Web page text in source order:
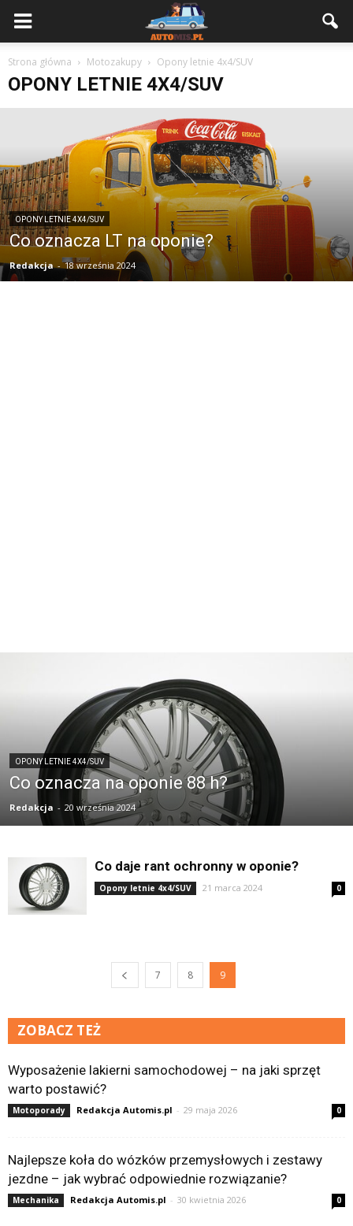
Strona główna Motozakupy Opony letnie 4x4/SUV
OPONY LETNIE 4X4/SUV
OPONY LETNIE 4X4/SUV
Co oznacza LT na oponie?
Redakcja - 18 września 2024
OPONY LETNIE 4X4/SUV
Co oznacza na oponie 88 h?
Redakcja - 20 września 2024
Co daje rant ochronny w oponie?
Opony letnie 4x4/SUV 21 marca 2024 0
7 8 9
ZOBACZ TEŻ
Wyposażenie lakierni samochodowej – na jaki sprzęt
warto postawić?
Motoporady Redakcja Automis.pl - 29 maja 2026 0
Najlepsze koła do wózków przemysłowych i zestawy
jezdne – jak wybrać odpowiednie rozwiązanie?
Mechanika Redakcja Automis.pl - 30 kwietnia 2026 0